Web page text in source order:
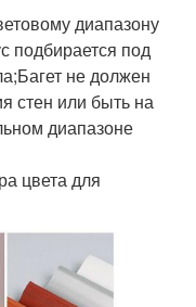
диапазону
подбирается под
не должен
стен или быть на
диапазоне
цвета для